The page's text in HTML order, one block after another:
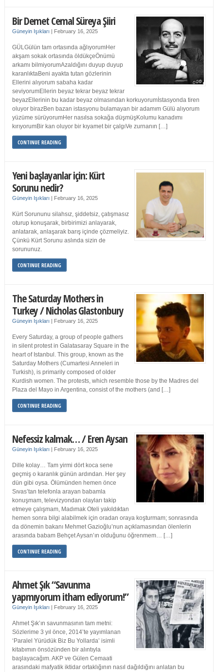
Bir Demet Cemal Süreya Şiiri
Güneyin Işıkları | February 16, 2025
GÜLGülün tam ortasında ağlıyorumHer
akşam sokak ortasında öldükçeÖnümü
arkamı bilmiyorumAzaldığını duyup duyup
karanlıktaBeni ayakta tutan gözlerinin
Ellerini alıyorum sabaha kadar
seviyorumEllerin beyaz tekrar beyaz tekrar
beyazEllerinin bu kadar beyaz olmasından korkuyorumİstasyonda tiren
oluyor birazBen bazan istasyonu bulamayan bir adamım Gülü alıyorum
yüzüme sürüyorumHer nasılsa sokağa düşmüşKolumu kanadımı
kırıyorumBir kan oluyor bir kıyamet bir çalgıVe zurnanın […]
CONTINUE READING
Yeni başlayanlar için: Kürt
Sorunu nedir?
Güneyin Işıkları | February 16, 2025
Kürt Sorununu silahsız, şiddetsiz, çatışmasız
oturup konuşarak, birbirimizi anlayarak,
anlatarak, anlaşarak barış içinde çözmeliyiz.
Çünkü Kürt Sorunu aslında sizin de
sorununuz.
CONTINUE READING
The Saturday Mothers in
Turkey / Nicholas Glastonbury
Güneyin Işıkları | February 16, 2025
Every Saturday, a group of people gathers
in silent protest in Galatasaray Square in the
heart of Istanbul. This group, known as the
Saturday Mothers (Cumartesi Anneleri in
Turkish), is primarily composed of older
Kurdish women. The protests, which resemble those by the Madres del
Plaza del Mayo in Argentina, consist of the mothers (and […]
CONTINUE READING
Nefessiz kalmak… / Eren Aysan
Güneyin Işıkları | February 16, 2025
Dille kolay… Tam yirmi dört koca sene
geçmiş o karanlık günün ardından. Her şey
dün gibi oysa. Ölümünden hemen önce
Sıvas’tan telefonla arayan babamla
konuşmam, televizyondan olayları takip
etmeye çalışmam, Madımak Oteli yakıldıktan
hemen sonra bilgi alabilmek için oradan oraya koşturmam; sonrasında
da dönemin bakanı Mehmet Gazioğlu’nun açıklamasından ölenlerin
arasında babam Behçet Aysan’ın olduğunu öğrenmem… […]
CONTINUE READING
Ahmet Şık “Savunma
yapmıyorum itham ediyorum!”
Güneyin Işıkları | February 16, 2025
Ahmet Şık’ın savunmasının tam metni:
Sözlerime 3 yıl önce, 2014’te yayımlanan
‘Paralel Yürüdük Biz Bu Yollarda’ isimli
kitabımın önsözünden bir alıntıyla
başlayacağım. AKP ve Gülen Cemaati
arasındaki mafyatik iktidar ortaklığının nasıl dağıldığını anlatan bu